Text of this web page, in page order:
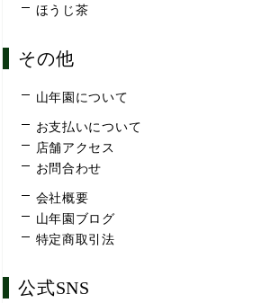
ほうじ茶
その他
山年園について
お支払いについて
店舗アクセス
お問合わせ
会社概要
山年園ブログ
特定商取引法
公式SNS